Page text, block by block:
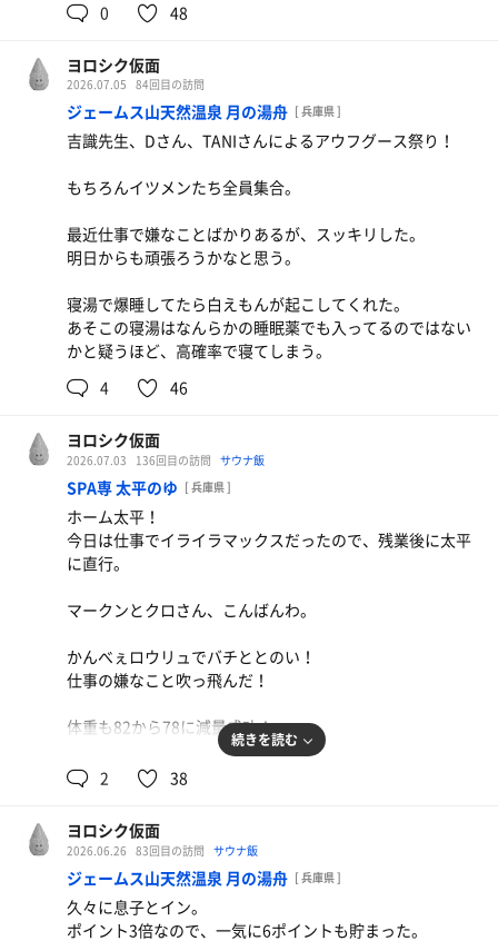
深夜の背徳牛丼
また体重戻りそう‥‥
0 48
ヨロシク仮面
2026.07.05 84回目の訪問
ジェームス山天然温泉 月の湯舟 [ 兵庫県 ]
吉識先生、Dさん、TANIさんによるアウフグース祭り！
もちろんイツメンたち全員集合。
最近仕事で嫌なことばかりあるが、スッキリした。
明日からも頑張ろうかなと思う。
寝湯で爆睡してたら白えもんが起こしてくれた。
あそこの寝湯はなんらかの睡眠薬でも入ってるのではない
かと疑うほど、高確率で寝てしまう。
4
46
ヨロシク仮面
2026.07.03 136回目の訪問 サウナ飯
SPA専 太平のゆ [ 兵庫県 ]
ホーム太平！
今日は仕事でイライラマックスだったので、残業後に太平
に直行。
マークンとクロさん、こんばんわ。
かんべぇロウリュでバチととのい！
仕事の嫌なこと吹っ飛んだ！
体重も82から78に減量成功！
夜中に食べるのを辞め、昼はサラダを食べる生活を続けた
あ、あとは2日間40度の熱を出して溶連菌にかかったせい
でご飯食べられなかったのも減量の後押ししたのかも。
とにもかくにも、こういうイライラした日にサ友とサウナ
に入れる幸せ。これだけで十分だ。
続きを読む
2 38
ヨロシク仮面
2026.06.26 83回目の訪問 サウナ飯
ジェームス山天然温泉 月の湯舟 [ 兵庫県 ]
久々に息子とイン。
ポイント3倍なので、一気に6ポイントも貯まった。